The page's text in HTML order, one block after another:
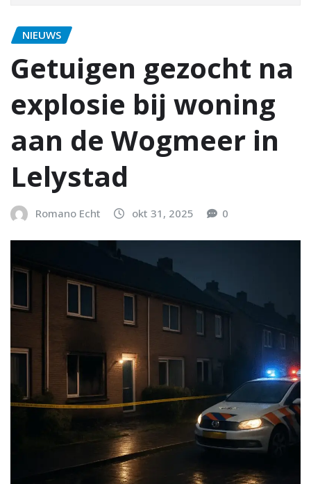
NIEUWS
Getuigen gezocht na
explosie bij woning
aan de Wogmeer in
Lelystad
Romano Echt okt 31, 2025 0